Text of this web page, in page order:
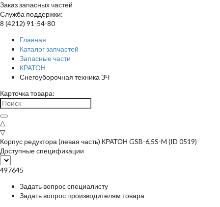
Заказ запасных частей
Служба поддержки:
8 (4212) 91-54-80
Главная
Каталог запчастей
Запасные части
КРАТОН
Снегоуборочная техника ЗЧ
Карточка товара:
△
▽
Корпус редуктора (левая часть) КРАТОН GSB-6,5S-M (ID 0519)
Доступные спецификации
497645
Задать вопрос специалисту
Задать вопрос производителям товара